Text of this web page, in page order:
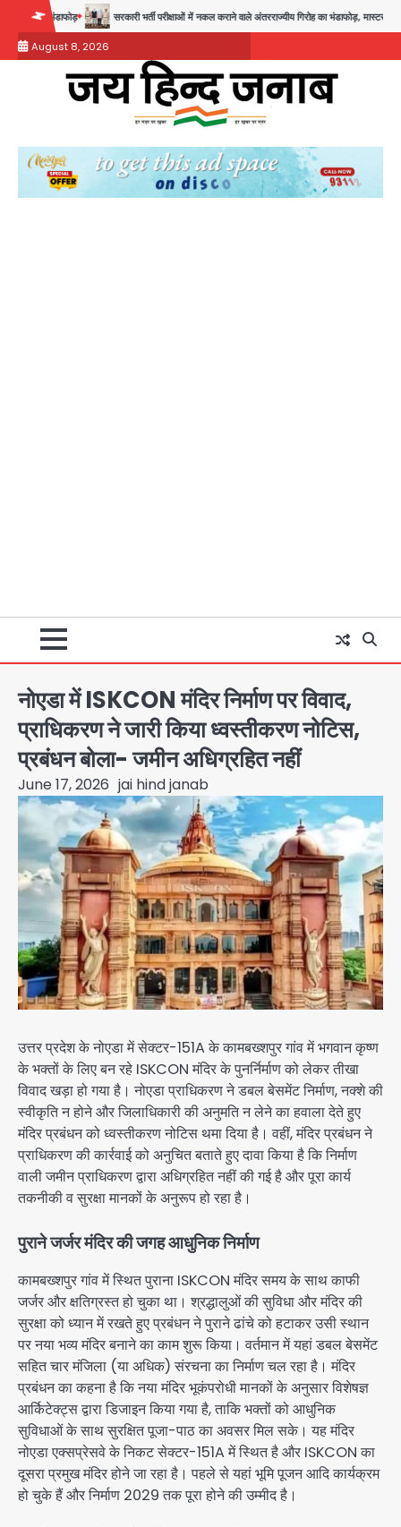
content
सरकारी भर्ती परीक्षाओं में नकल कराने वाले अंतरराज्यीय गिरोह का भंडाफोड़, मास्टरमाइंड समेत 7 गिरफ्तार
August 8, 2026
नोएडा में ISKCON मंदिर निर्माण पर विवाद,
प्राधिकरण ने जारी किया ध्वस्तीकरण नोटिस,
प्रबंधन बोला- जमीन अधिग्रहित नहीं
June 17, 2026 jai hind janab
उत्तर प्रदेश के नोएडा में सेक्टर-151A के कामबख्शपुर गांव में भगवान कृष्ण
के भक्तों के लिए बन रहे ISKCON मंदिर के पुनर्निर्माण को लेकर तीखा
विवाद खड़ा हो गया है। नोएडा प्राधिकरण ने डबल बेसमेंट निर्माण, नक्शे की
स्वीकृति न होने और जिलाधिकारी की अनुमति न लेने का हवाला देते हुए
मंदिर प्रबंधन को ध्वस्तीकरण नोटिस थमा दिया है। वहीं, मंदिर प्रबंधन ने
प्राधिकरण की कार्रवाई को अनुचित बताते हुए दावा किया है कि निर्माण
वाली जमीन प्राधिकरण द्वारा अधिग्रहित नहीं की गई है और पूरा कार्य
तकनीकी व सुरक्षा मानकों के अनुरूप हो रहा है।
पुराने जर्जर मंदिर की जगह आधुनिक निर्माण
कामबख्शपुर गांव में स्थित पुराना ISKCON मंदिर समय के साथ काफी
जर्जर और क्षतिग्रस्त हो चुका था। श्रद्धालुओं की सुविधा और मंदिर की
सुरक्षा को ध्यान में रखते हुए प्रबंधन ने पुराने ढांचे को हटाकर उसी स्थान
पर नया भव्य मंदिर बनाने का काम शुरू किया। वर्तमान में यहां डबल बेसमेंट
सहित चार मंजिला (या अधिक) संरचना का निर्माण चल रहा है। मंदिर
प्रबंधन का कहना है कि नया मंदिर भूकंपरोधी मानकों के अनुसार विशेषज्ञ
आर्किटेक्ट्स द्वारा डिजाइन किया गया है, ताकि भक्तों को आधुनिक
सुविधाओं के साथ सुरक्षित पूजा-पाठ का अवसर मिल सके। यह मंदिर
नोएडा एक्सप्रेसवे के निकट सेक्टर-151A में स्थित है और ISKCON का
दूसरा प्रमुख मंदिर होने जा रहा है। पहले से यहां भूमि पूजन आदि कार्यक्रम
हो चुके हैं और निर्माण 2029 तक पूरा होने की उम्मीद है।